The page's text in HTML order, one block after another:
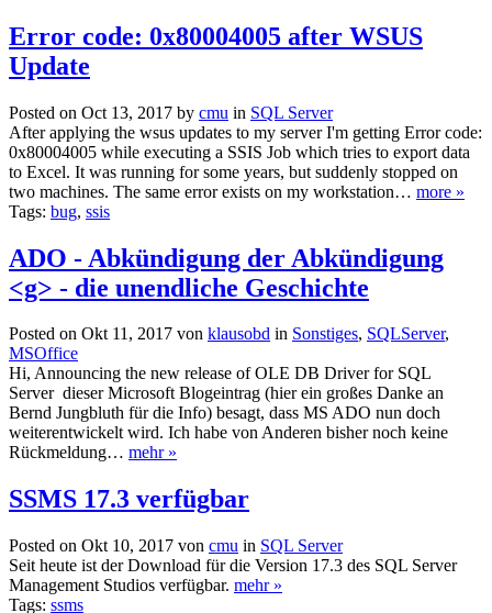
Error code: 0x80004005 after WSUS
Update
Posted on Oct 13, 2017 by cmu in SQL Server
After applying the wsus updates to my server I'm getting Error code:
0x80004005 while executing a SSIS Job which tries to export data
to Excel. It was running for some years, but suddenly stopped on
two machines. The same error exists on my workstation… more »
Tags: bug, ssis
ADO - Abkündigung der Abkündigung
<g> - die unendliche Geschichte
Posted on Okt 11, 2017 von klausobd in Sonstiges, SQLServer,
MSOffice
Hi, Announcing the new release of OLE DB Driver for SQL
Server dieser Microsoft Blogeintrag (hier ein großes Danke an
Bernd Jungbluth für die Info) besagt, dass MS ADO nun doch
weiterentwickelt wird. Ich habe von Anderen bisher noch keine
Rückmeldung… mehr »
SSMS 17.3 verfügbar
Posted on Okt 10, 2017 von cmu in SQL Server
Seit heute ist der Download für die Version 17.3 des SQL Server
Management Studios verfügbar. mehr »
Tags: ssms